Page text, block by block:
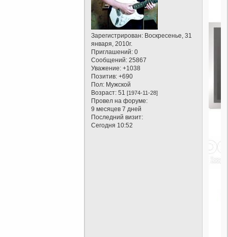
Зарегистрирован: Воскресенье, 31
января, 2010г.
Приглашений: 0
Сообщений: 25867
Уважение: +1038
Позитив: +690
Пол: Мужской
Возраст: 51[1974-11-28]
Провел на форуме:
9 месяцев 7 дней
Последний визит:
Сегодня 10:52